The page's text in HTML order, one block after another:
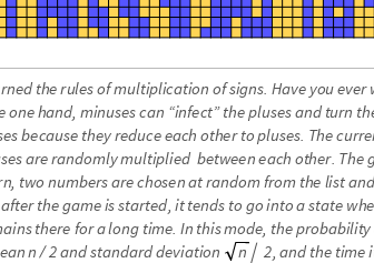
rned therulesofmultiplication ofsigns. Have youever
onehand, minusescan “infect” theplusesand turn th
esbecause theyreduceeach other topluses. Thecurre
sesarerandomlymultiplied betweeneach other. The
n, two numbersarechosenatrandomfrom the listand
after thegameisstarted, ittends to gointoastate whe
ainsthere foralong time. In thismode, theprobability
eann / 2andstandarddeviation n  2, and the timei